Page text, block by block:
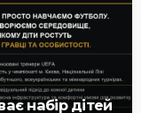
набір дітей